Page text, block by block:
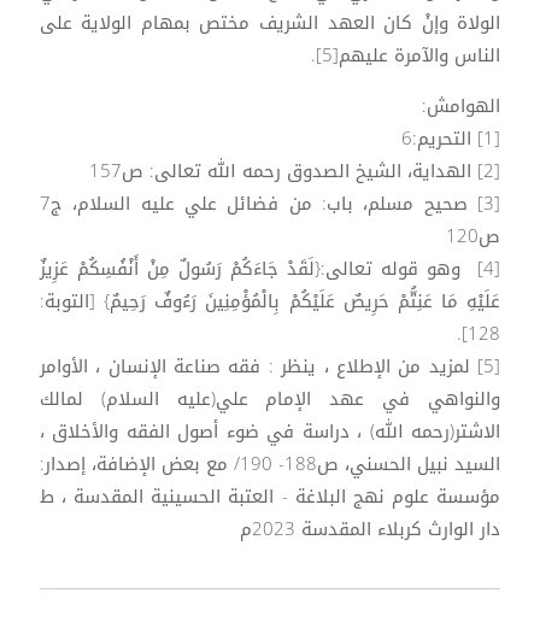
الولاة وإنْ كان العهد الشريف مختص بمهام الولاية على
الناس والآمرة عليهم[5].
الهوامش:
[1] التحريم:6
[2] الهداية، الشيخ الصدوق رحمه الله تعالى: ص157
[3] صحيح مسلم، باب: من فضائل علي عليه السلام، ج7
ص120
[4] وهو قوله تعالى:{لَقَدْ جَاءَكُمْ رَسُولٌ مِنْ أَنْفُسِكُمْ عَزِيزٌ
عَلَيْهِ مَا عَنِتُّمْ حَرِيصٌ عَلَيْكُمْ بِالْمُؤْمِنِينَ رَءُوفٌ رَحِيمٌ} [التوبة:
128].
[5] لمزيد من الإطلاع ، ينظر : فقه صناعة الإنسان ، الأوامر
والنواهي في عهد الإمام علي(عليه السلام) لمالك
الاشتر(رحمه الله) ، دراسة في ضوء أصول الفقه والأخلاق ،
السيد نبيل الحسني، ص188- 190/ مع بعض الإضافة، إصدار:
مؤسسة علوم نهج البلاغة - العتبة الحسينية المقدسة ، ط
دار الوارث كربلاء المقدسة 2023م